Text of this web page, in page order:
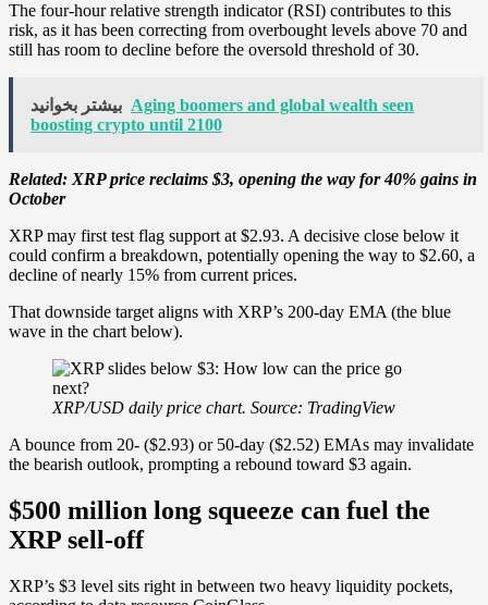
The four-hour relative strength indicator (RSI) contributes to this
risk, as it has been correcting from overbought levels above 70 and
still has room to decline before the oversold threshold of 30.
بیشتر بخوانید Aging boomers and global wealth seen
boosting crypto until 2100
Related: XRP price reclaims $3, opening the way for 40% gains in
October
XRP may first test flag support at $2.93. A decisive close below it
could confirm a breakdown, potentially opening the way to $2.60, a
decline of nearly 15% from current prices.
That downside target aligns with XRP’s 200-day EMA (the blue
wave in the chart below).
XRP/USD daily price chart. Source: TradingView
A bounce from 20- ($2.93) or 50-day ($2.52) EMAs may invalidate
the bearish outlook, prompting a rebound toward $3 again.
$500 million long squeeze can fuel the
XRP sell-off
XRP’s $3 level sits right in between two heavy liquidity pockets,